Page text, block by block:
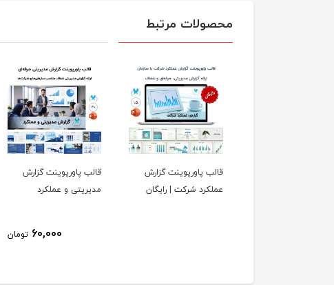
محصولات مرتبط
قالب پاورپوینت گزارش
عملکرد شرکت | رایگان
قالب پاورپوینت گزارش
مدیریتی و عملکرد
60,000 تومان